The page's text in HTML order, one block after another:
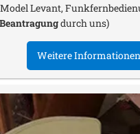
Levant,
durch uns)
Weitere Informationen